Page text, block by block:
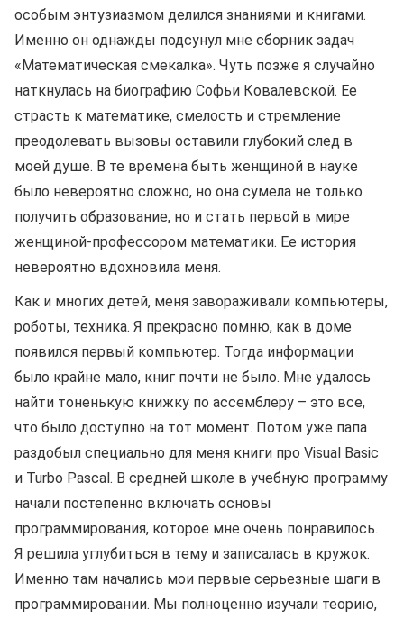
особым энтузиазмом делился знаниями и книгами.
Именно он однажды подсунул мне сборник задач
«Математическая смекалка». Чуть позже я случайно
наткнулась на биографию Софьи Ковалевской. Ее
страсть к математике, смелость и стремление
преодолевать вызовы оставили глубокий след в
моей душе. В те времена быть женщиной в науке
было невероятно сложно, но она сумела не только
получить образование, но и стать первой в мире
женщиной-профессором математики. Ее история
невероятно вдохновила меня.
Как и многих детей, меня завораживали компьютеры,
роботы, техника. Я прекрасно помню, как в доме
появился первый компьютер. Тогда информации
было крайне мало, книг почти не было. Мне удалось
найти тоненькую книжку по ассемблеру – это все,
что было доступно на тот момент. Потом уже папа
раздобыл специально для меня книги про Visual Basic
и Turbo Pascal. В средней школе в учебную программу
начали постепенно включать основы
программирования, которое мне очень понравилось.
Я решила углубиться в тему и записалась в кружок.
Именно там начались мои первые серьезные шаги в
программировании. Мы полноценно изучали теорию,